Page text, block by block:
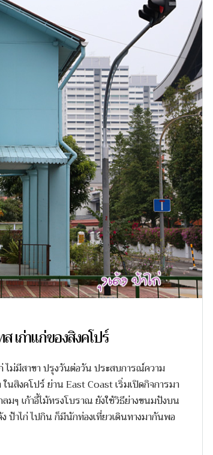
ก่าแก่ของสิงคโปร์
ม่มีสาขา ปรุงวันต่อวัน ประสบการณ์ความ
นสิงคโปร์ ย่าน East Coast เริ่มเปิดกิจการมา
ๆ เก้าอี้ไม้ทรงโบราณ ยังใช้วิธีย่างขนมปังบน
ป้าไก่ ไปกิน ก็มีนักท่องเที่ยวเดินทางมากันพอ